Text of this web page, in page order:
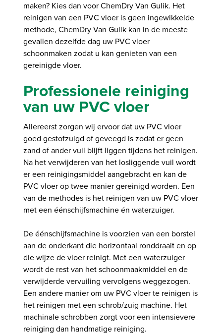
maken? Kies dan voor ChemDry Van Gulik. Het
reinigen van een PVC vloer is geen ingewikkelde
methode, ChemDry Van Gulik kan in de meeste
gevallen dezelfde dag uw PVC vloer
schoonmaken zodat u kan genieten van een
gereinigde vloer.
Professionele reiniging
van uw PVC vloer
Allereerst zorgen wij ervoor dat uw PVC vloer
goed gestofzuigd of geveegd is zodat er geen
zand of ander vuil blijft liggen tijdens het reinigen.
Na het verwijderen van het losliggende vuil wordt
er een reinigingsmiddel aangebracht en kan de
PVC vloer op twee manier gereinigd worden. Een
van de methodes is het reinigen van uw PVC vloer
met een éénschijfsmachine én waterzuiger.
De éénschijfsmachine is voorzien van een borstel
aan de onderkant die horizontaal ronddraait en op
die wijze de vloer reinigt. Met een waterzuiger
wordt de rest van het schoonmaakmiddel en de
verwijderde vervuiling vervolgens weggezogen.
Een andere manier om uw PVC vloer te reinigen is
het reinigen met een schrob/zuig machine. Het
machinale schrobben zorgt voor een intensievere
reiniging dan handmatige reiniging.